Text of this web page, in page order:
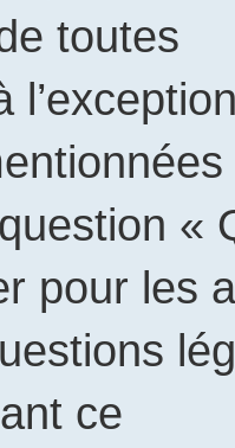
toutes
«
pour les
ce